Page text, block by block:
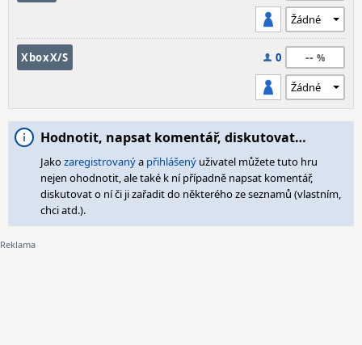
XboxX/S 0 --
Hodnotit, napsat komentář, diskutovat…
Jakozaregistrovanýa přihlášený uživatel můžete tuto hru
nejen ohodnotit, ale také k ní případně napsat komentář,
diskutovat o ní či ji zařadit do některého ze seznamů (vlastním,
chci atd.).